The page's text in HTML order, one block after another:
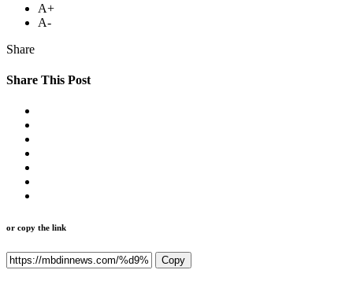
A+
A-
Share
Share This Post
or copy the link
Copy